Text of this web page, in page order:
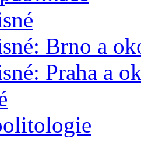
Brno a
Praha a